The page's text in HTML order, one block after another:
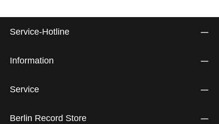
Service-Hotline
Information
Service
Berlin Record Store